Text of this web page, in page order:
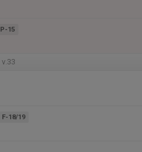
P-15
v.33
F-18/19